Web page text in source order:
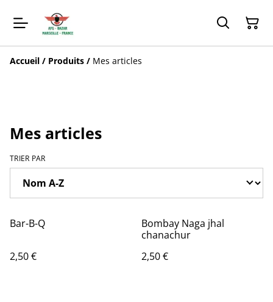
Accueil / Produits / Mes articles
Mes articles
TRIER PAR
Bar-B-Q
2,50 €
Bombay Naga jhal
chanachur
2,50 €